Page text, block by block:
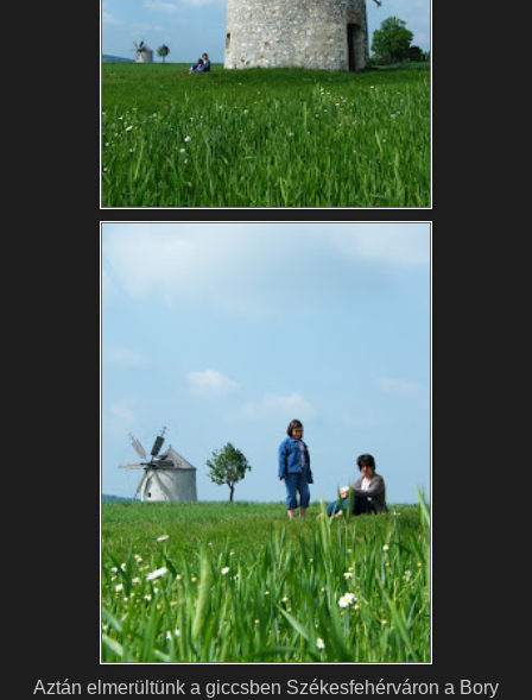
Aztán elmerültünk a giccsben Székesfehérváron a Bory